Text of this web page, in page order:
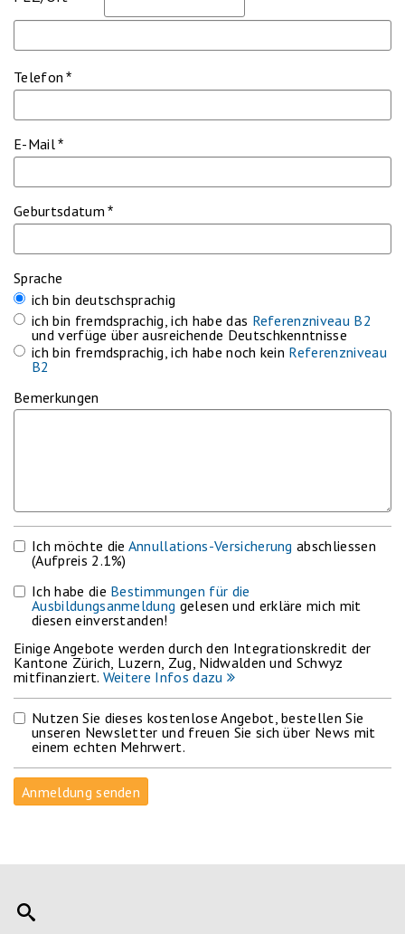
Telefon *
E-Mail*
Geburtsdatum *
Sprache
ich bin deutschsprachig
ich bin fremdsprachig, ich habe das Referenzniveau B2
und verfüge über ausreichende Deutschkenntnisse
ich bin fremdsprachig, ich habe noch kein Referenzniveau
B2
Bemerkungen
Ich möchte die Annullations-Versicherung abschliessen
(Aufpreis 2.1%)
Ich habe die Bestimmungen für die
Ausbildungsanmeldung gelesen und erkläre mich mit
diesen einverstanden!
Einige Angebote werden durch den Integrationskredit der
Kantone Zürich, Luzern, Zug, Nidwalden und Schwyz
mitfinanziert. Weitere Infos dazu
Nutzen Sie dieses kostenlose Angebot, bestellen Sie
unseren Newsletter und freuen Sie sich über News mit
einem echten Mehrwert.